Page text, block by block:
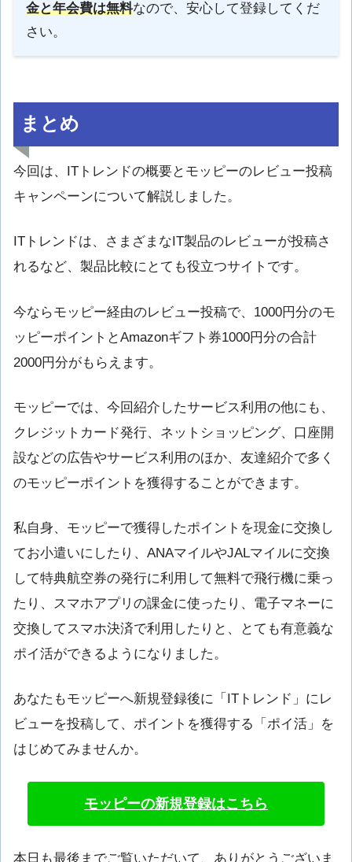
金と年会費は無料なので、安心して登録してくだ
さい。
まとめ
今回は、ITトレンドの概要とモッピーのレビュー投稿
キャンペーンについて解説しました。
ITトレンドは、さまざまなIT製品のレビューが投稿さ
れるなど、製品比較にとても役立つサイトです。
今ならモッピー経由のレビュー投稿で、1000円分のモ
ッピーポイントとAmazonギフト券1000円分の合計
2000円分がもらえます。
モッピーでは、今回紹介したサービス利用の他にも、
クレジットカード発行、ネットショッピング、口座開
設などの広告やサービス利用のほか、友達紹介で多く
のモッピーポイントを獲得することができます。
私自身、モッピーで獲得したポイントを現金に交換し
てお小遣いにしたり、ANAマイルやJALマイルに交換
して特典航空券の発行に利用して無料で飛行機に乗っ
たり、スマホアプリの課金に使ったり、電子マネーに
交換してスマホ決済で利用したりと、とても有意義な
ポイ活ができるようになりました。
あなたもモッピーへ新規登録後に「ITトレンド」にレ
ビューを投稿して、ポイントを獲得する「ポイ活」を
はじめてみませんか。
モッピーの新規登録はこちら
本日も最後までご覧いただいて、ありがとうございま